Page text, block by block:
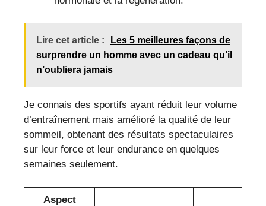
Lire cet article :
Les 5 meilleures façons de
surprendre un homme avec un cadeau qu’il
n’oubliera jamais
Je connais des sportifs ayant réduit leur volume
d’entraînement mais amélioré la qualité de leur
sommeil, obtenant des résultats spectaculaires
sur leur force et leur endurance en quelques
semaines seulement.
Aspect